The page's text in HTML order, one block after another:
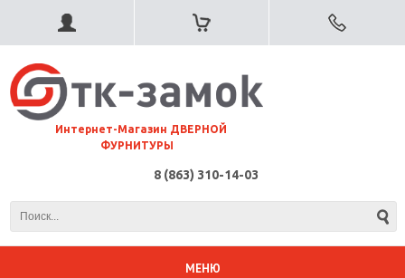
⠀Интернет-Магазин ДВЕРНОЙ
ФУРНИТУРЫ
8 (863) 310-14-03
МЕНЮ